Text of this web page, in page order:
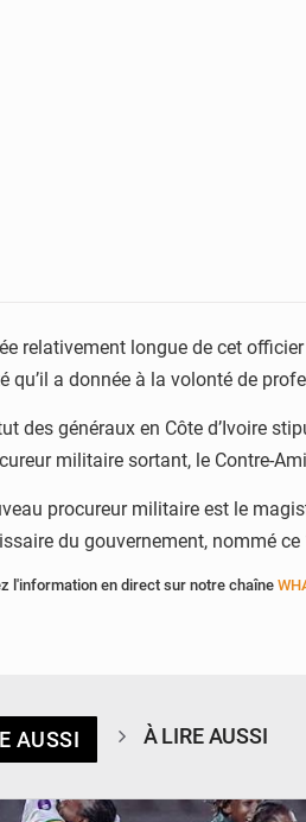
relativement longue de cet
qu’il a donnée à la volonté de
des généraux en Côte d’Ivoire
militaire sortant, le Contre-
procureur militaire est le
du gouvernement, nommé
l'information en direct sur notre chaîne
AUSSI À LIRE AUSSI